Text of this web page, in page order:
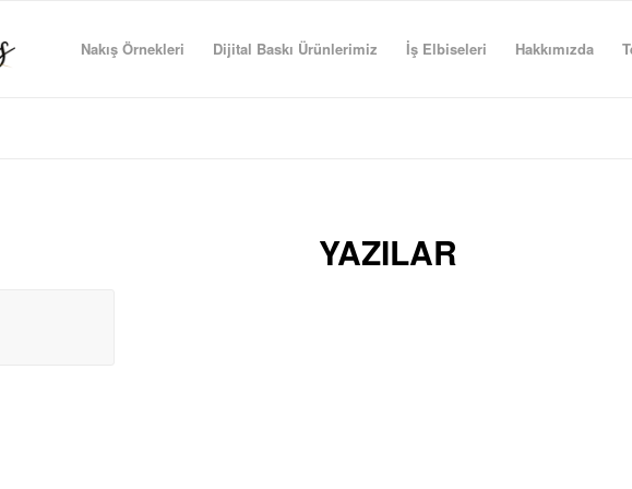
Nakış Örnekleri Dijital Baskı Ürünlerimiz İş Elbiseleri Hakkımızda
YAZILAR